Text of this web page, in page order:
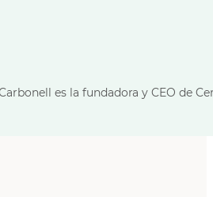
es la fundadora y CEO de